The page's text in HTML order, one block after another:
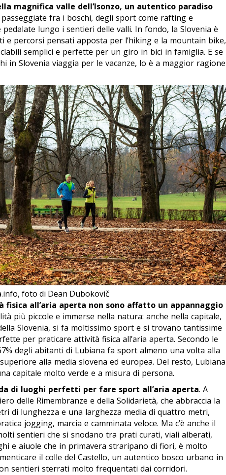
magnifica valle dell’Isonzo, un autentico paradiso
fra i boschi, degli sport come rafting e
lungo i sentieri delle valli. In fondo, la Slovenia è
e percorsi pensati apposta per l’hiking e la mountain bike,
semplici e perfette per un giro in bici in famiglia. E se
in Slovenia viaggia per le vacanze, lo è a maggior ragione
foto di Dean Dubokovič
all’aria aperta non sono affatto un appannaggio
più piccole e immerse nella natura: anche nella capitale,
Slovenia, si fa moltissimo sport e si trovano tantissime
per praticare attività fisica all’aria aperta. Secondo le
degli abitanti di Lubiana fa sport almeno una volta alla
alla media slovena ed europea. Del resto, Lubiana
capitale molto verde e a misura di persona.
di luoghi perfetti per fare sport all’aria aperta. A
delle Rimembranze e della Solidarietà, che abbraccia la
di lunghezza e una larghezza media di quattro metri,
jogging, marcia e camminata veloce. Ma c’è anche il
sentieri che si snodano tra prati curati, viali alberati,
e aiuole che in primavera straripano di fiori, è molto
il colle del Castello, un autentico bosco urbano in
sentieri sterrati molto frequentati dai corridori.